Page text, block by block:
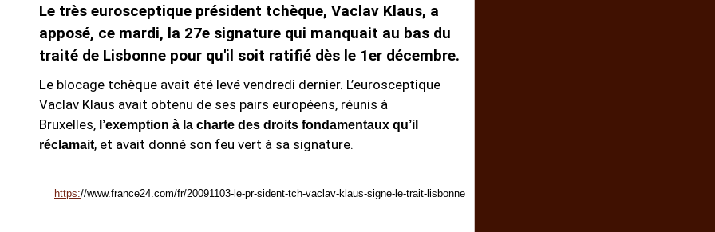
Le très eurosceptique président tchèque, Vaclav Klaus, a
apposé, ce mardi, la 27e signature qui manquait au bas du
traité de Lisbonne pour qu'il soit ratifié dès le 1er décembre.
Le blocage tchèque avait été levé vendredi dernier. L’eurosceptique
Vaclav Klaus avait obtenu de ses pairs européens, réunis à
Bruxelles, l’exemption à la charte des droits fondamentaux qu’il
réclamait, et avait donné son feu vert à sa signature.
https://www.france24.com/fr/20091103-le-pr-sident-tch-vaclav-klaus-signe-le-trait-lisbonne